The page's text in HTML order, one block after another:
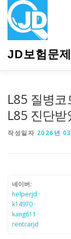
JD보험문
L85 질병
L85 진단
작성일자 2026년
네이버:
helperjd ·
k14970 ·
kang611 ·
rentcarjd